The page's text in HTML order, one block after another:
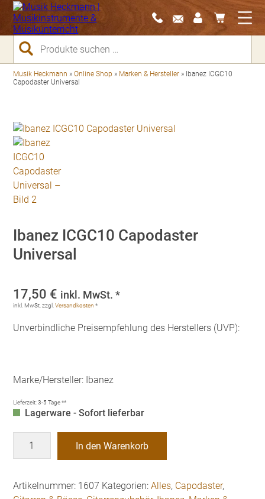
Suchen
nach:
Musik Heckmann »Online Shop » Marken & Hersteller » Ibanez ICGC10
Capodaster Universal
Ibanez ICGC10 Capodaster
Universal
17,50 € inkl. MwSt. *
inkl. MwSt. zzgl.Versandkosten *
Unverbindliche Preisempfehlung des Herstellers (UVP):
Marke/Hersteller: Ibanez
Lieferzeit:3-5 Tage **
Lagerware - Sofort lieferbar
ICGC10
Universal
Menge
In den Warenkorb
Artikelnummer: 1607 Kategorien:Alles, Capodaster,